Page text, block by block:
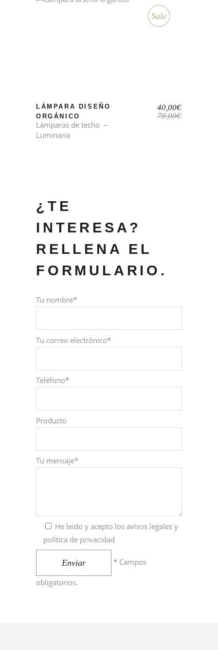
Sale
LÁMPARA DISEÑO
ORGÁNICO
Lámparas de techo
Luminaria
70,00€
El
precio
40,00€El
precio
¿TE
INTERESA?
RELLENA EL
FORMULARIO.
Tu nombre*
Tu correo electrónico*
Teléfono*
Producto
Tu mensaje*
He leido y acepto los avisos legales y
política de privacidad
Enviar * Campos
obligatorios.